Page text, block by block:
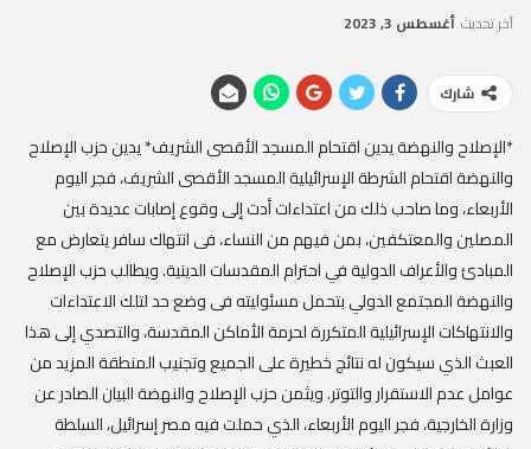
آخر تحديث أغسطس 3, 2023
شارك
*الإصلاح والنهضة يدين اقتحام المسجد الأقصى الشريف* يدين حزب الإصلاح
والنهضة اقتحام الشرطة الإسرائيلية المسجد الأقصى الشريف، فجر اليوم
الأربعاء، وما صاحب ذلك من اعتداءات أدت إلى وقوع إصابات عديدة بين
المصلين والمعتكفين، بمن فيهم من النساء، فى انتهاك سافر يتعارض مع
المبادئ والأعراف الدولية في احترام المقدسات الدينية. ويطالب حزب الإصلاح
والنهضة المجتمع الدولي بتحمل مسئوليته فى وضع حد لتلك الاعتداءات
والانتهاكات الإسرائيلية المتكررة لحرمة الأماكن المقدسة، والتصدي إلى هذا
العبث الذي سيكون له نتائج خطيرة على الجميع وتجنيب المنطقة المزيد من
عوامل عدم الاستقرار والتوتر. ويثمن حزب الإصلاح والنهضة البيان الصادر عن
وزارة الخارجية، فجر اليوم الأربعاء، الذي حملت فيه مصر إسرائيل، السلطة